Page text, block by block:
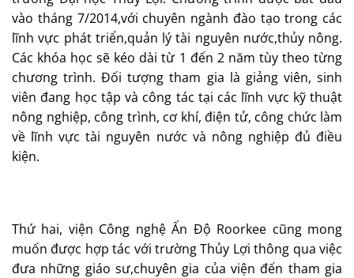
vào tháng 7/2014,với chuyên ngành đào tạo trong các
lĩnh vực phát triển,quản lý tài nguyên nước,thủy nông.
Các khóa học sẽ kéo dài từ 1 đến 2 năm tùy theo từng
chương trình. Đối tượng tham gia là giảng viên, sinh
viên đang học tập và công tác tại các lĩnh vực kỹ thuật
nông nghiệp, công trình, cơ khí, điện tử, công chức làm
về lĩnh vực tài nguyên nước và nông nghiệp đủ điều
kiện.
Thứ hai, viện Công nghệ Ấn Độ Roorkee cũng mong
muốn được hợp tác với trường Thủy Lợi thông qua việc
đưa những giáo sư,chuyên gia của viện đến tham gia